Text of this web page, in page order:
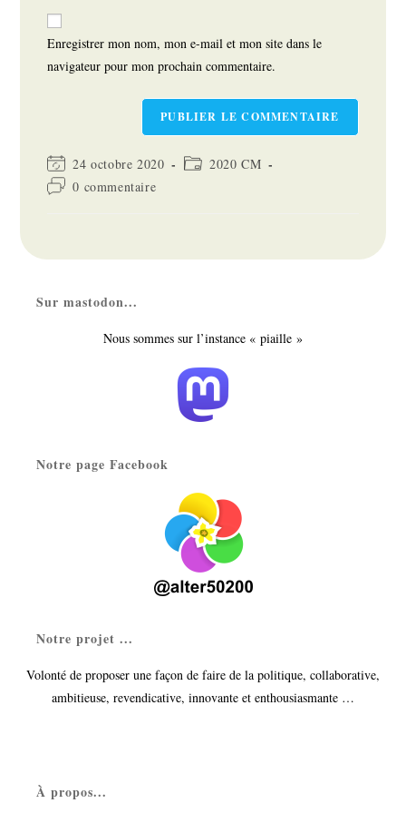
comment
de
votre
(facultatif)
Enregistrer mon nom, mon e-mail et mon site dans le
navigateur pour mon prochain commentaire.
Dernière
modification
de
24 octobre 2020
Post 2020 CM
Commentaires
0 commentaire
Sur mastodon...
Nous sommes sur l’instance « piaille »
Notre page Facebook
Notre projet ...
Volonté de proposer une façon de faire de la politique, collaborative,
ambitieuse, revendicative, innovante et enthousiasmante …
À propos...